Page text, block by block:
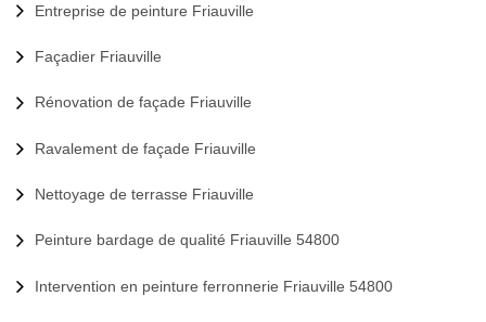
Entreprise de peinture Friauville
Façadier Friauville
Rénovation de façade Friauville
Ravalement de façade Friauville
Nettoyage de terrasse Friauville
Peinture bardage de qualité Friauville 54800
Intervention en peinture ferronnerie Friauville 54800